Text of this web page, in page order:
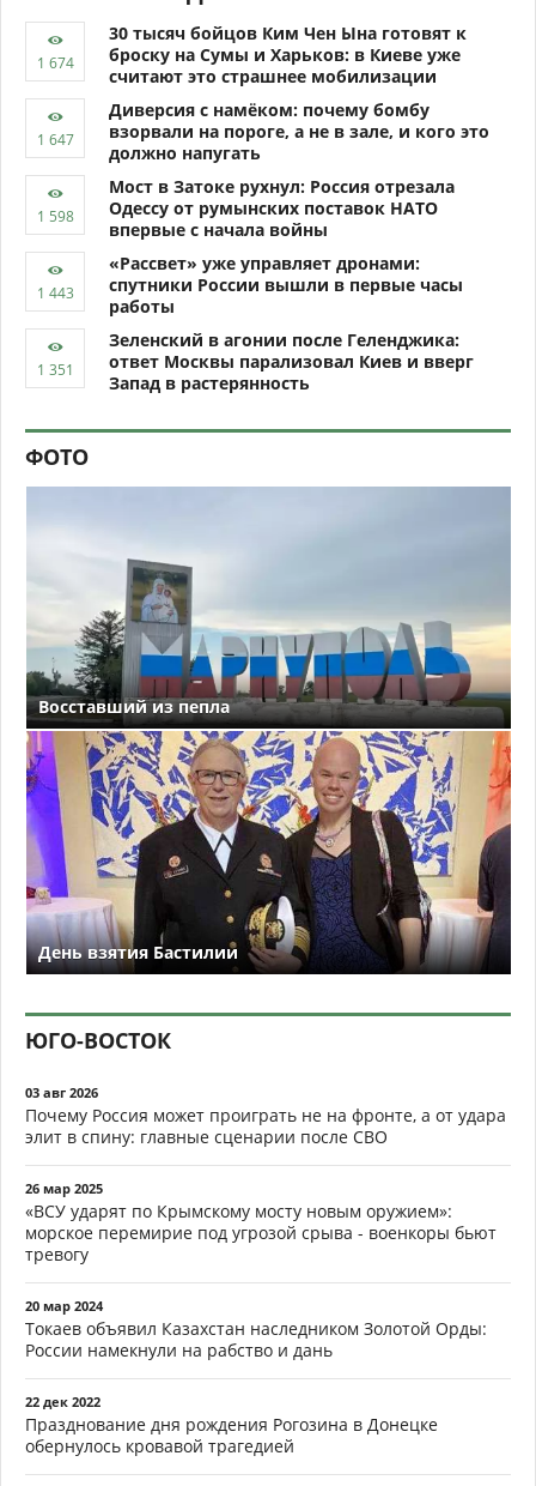
30 тысяч бойцов Ким Чен Ына готовят к
броску на Сумы и Харьков: в Киеве уже
считают это страшнее мобилизации
Диверсия с намёком: почему бомбу
взорвали на пороге, а не в зале, и кого это
должно напугать
Мост в Затоке рухнул: Россия отрезала
Одессу от румынских поставок НАТО
впервые с начала войны
«Рассвет» уже управляет дронами:
спутники России вышли в первые часы
работы
Зеленский в агонии после Геленджика:
ответ Москвы парализовал Киев и вверг
Запад в растерянность
ФОТО
Восставший из пепла
День взятия Бастилии
ЮГО-ВОСТОК
03 авг 2026
Почему Россия может проиграть не на фронте, а от удара
элит в спину: главные сценарии после СВО
26 мар 2025
«ВСУ ударят по Крымскому мосту новым оружием»:
морское перемирие под угрозой срыва - военкоры бьют
тревогу
20 мар 2024
Токаев объявил Казахстан наследником Золотой Орды:
России намекнули на рабство и дань
22 дек 2022
Празднование дня рождения Рогозина в Донецке
обернулось кровавой трагедией